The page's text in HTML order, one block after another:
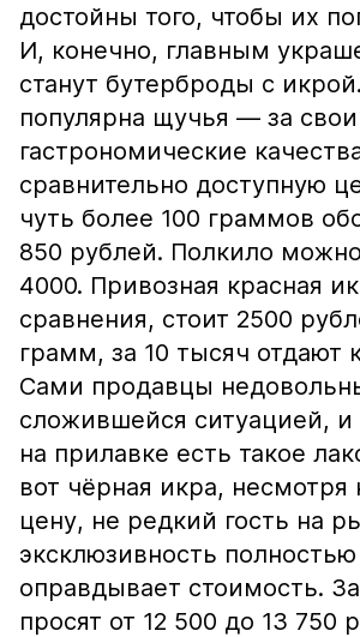
достойны того, чтобы их
И, конечно, главным
станут бутерброды с
популярна щучья — за свои
гастрономические
сравнительно доступную
чуть более 100 граммов
850 рублей. Полкило можно
4000. Привозная красная
сравнения, стоит 2500
грамм, за 10 тысяч отдают
Сами продавцы
сложившейся ситуацией, и
на прилавке есть такое
вот чёрная икра,
цену, не редкий гость на
эксклюзивность полностью
оправдывает стоимость.
просят от 12 500 до 13 750